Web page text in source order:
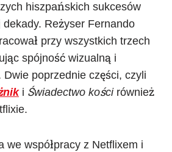
hiszpańskich sukcesów
dekady. Reżyser Fernando
przy wszystkich trzech
spójność wizualną i
poprzednie części, czyli
i Świadectwo kości również
we współpracy z Netflixem i